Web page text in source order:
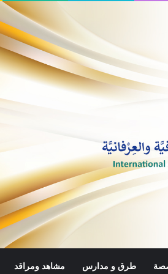
طرق و مدارس مشاهد ومراقد